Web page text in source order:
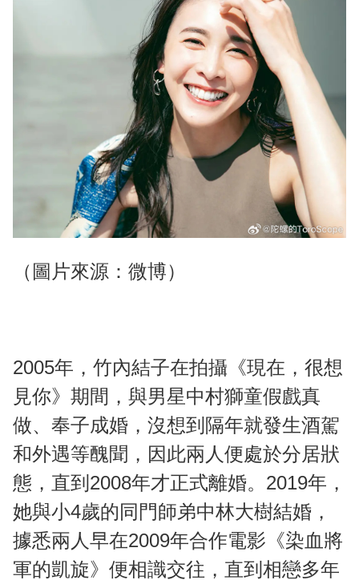
（圖片來源：微博）
2005年，竹內結子在拍攝《現在，很想
見你》期間，與男星中村獅童假戲真
做、奉子成婚，沒想到隔年就發生酒駕
和外遇等醜聞，因此兩人便處於分居狀
態，直到2008年才正式離婚。2019年，
她與小4歲的同門師弟中林大樹結婚，
據悉兩人早在2009年合作電影《染血將
軍的凱旋》便相識交往，直到相戀多年